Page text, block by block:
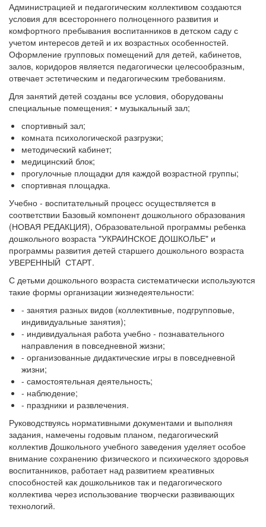
Администрацией и педагогическим коллективом создаются
условия для всестороннего полноценного развития и
комфортного пребывания воспитанников в детском саду с
учетом интересов детей и их возрастных особенностей.
Оформление групповых помещений для детей, кабинетов,
залов, коридоров является педагогически целесообразным,
отвечает эстетическим и педагогическим требованиям.
Для занятий детей созданы все условия, оборудованы
специальные помещения: • музыкальный зал;
спортивный зал;
комната психологической разгрузки;
методический кабинет;
медицинский блок;
прогулочные площадки для каждой возрастной группы;
спортивная площадка.
Учебно - воспитательный процесс осуществляется в
соответствии Базовый компонент дошкольного образования
(НОВАЯ РЕДАКЦИЯ), Образовательной программы ребенка
дошкольного возраста "УКРАИНСКОЕ ДОШКОЛЬЕ" и
программы развития детей старшего дошкольного возраста
УВЕРЕННЫЙ СТАРТ.
С детьми дошкольного возраста систематически используются
такие формы организации жизнедеятельности:
- занятия разных видов (коллективные, подгрупповые,
индивидуальные занятия);
- индивидуальная работа учебно - познавательного
направления в повседневной жизни;
- организованные дидактические игры в повседневной
жизни;
- самостоятельная деятельность;
- наблюдение;
- праздники и развлечения.
Руководствуясь нормативными документами и выполняя
задания, намечены годовым планом, педагогический
коллектив Дошкольного учебного заведения уделяет особое
внимание сохранению физического и психического здоровья
воспитанников, работает над развитием креативных
способностей как дошкольников так и педагогического
коллектива через использование творчески развивающих
технологий.